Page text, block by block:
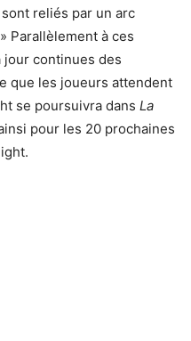
reliés par un arc
Parallèlement à ces
jour continues des
que les joueurs attendent
se poursuivra dans La
pour les 20 prochaines